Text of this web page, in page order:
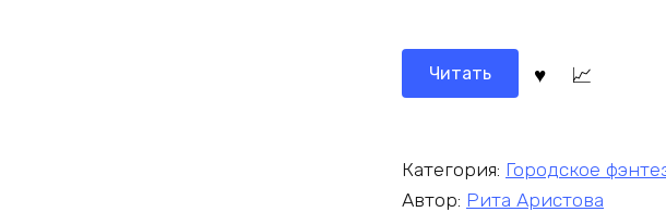
Читать
Категория: Городское
Автор: Рита Аристова